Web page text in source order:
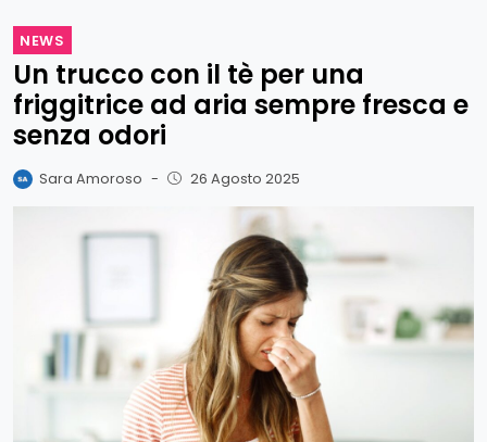
NEWS
Un trucco con il tè per una
friggitrice ad aria sempre fresca e
senza odori
Sara Amoroso - 26 Agosto 2025